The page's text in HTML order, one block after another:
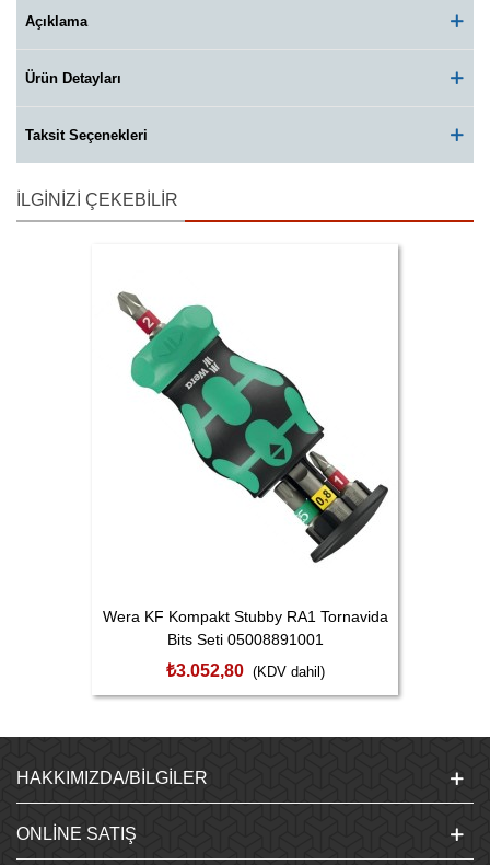
Açıklama
Ürün Detayları
Taksit Seçenekleri
İLGINIZI ÇEKEBILIR
Wera KF Kompakt Stubby RA1 Tornavida
Bits Seti 05008891001
₺3.052,80 (KDV dahil)
HAKKIMIZDA/BILGILER
ONLINE SATIŞ